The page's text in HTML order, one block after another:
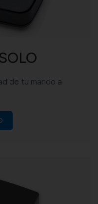
de tu mando a